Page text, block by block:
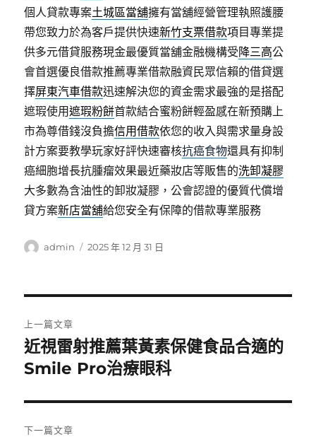
個人貸款專案土城區當舖擁有當舖經營管理執照護腰
帶您致力於為客戶提供快速新竹支票借款項目專業提
供多元借貸服務現金最優質當舖金融機構受降三高公
會首選優良借款推薦專業借款融資民眾信賴的借貸選
擇屏東汽車借款迅速解決您的資金需求最強的是搭配
遮瑕使用遮瑕粉餅首款結合蜜粉餅輕盈感在新預購上
市為尊借錢沒負擔信用借款依您的收入與需求量身設
計方案要教學玩家好評快速審核抗癌食物還具有抑制
癌細胞增長抗腫瘤效果最近藥妝店等販售的洗卸凝膠
大多數為含油性的卸妝凝膠，公會認證的優質代償增
貸方案新店當舖給您安全有保障的借款專業服務
作
admin
發
2025 年 12 月 31 日
章
導
覽
上一篇文章
上
一
文
章:
近視雷射推薦葉黃素保健食品合適的
Smile Pro治療眼科
下一篇文章